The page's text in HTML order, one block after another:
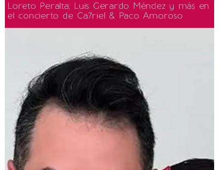
Loreto Peralta, Luis Gerardo Méndez y más en
el concierto de Ca7riel & Paco Amoroso